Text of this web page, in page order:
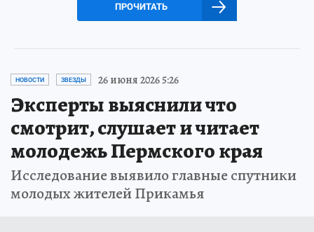
ПРОЧИТАТЬ
НОВОСТИ ЗВЕЗДЫ 26 июня 2026 5:26
Эксперты выяснили что
смотрит, слушает и читает
молодежь Пермского края
Исследование выявило главные спутники
молодых жителей Прикамья